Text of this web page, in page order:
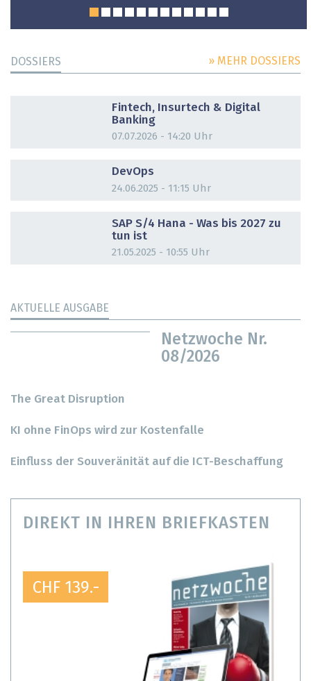
DOSSIERS » MEHR DOSSIERS
Fintech, Insurtech & Digital
Banking
07.07.2026 - 14:20 Uhr
DevOps
24.06.2025 - 11:15 Uhr
SAP S/4 Hana - Was bis 2027 zu
tun ist
21.05.2025 - 10:55 Uhr
AKTUELLE AUSGABE
Netzwoche Nr.
08/2026
The Great Disruption
KI ohne FinOps wird zur Kostenfalle
Einfluss der Souveränität auf die ICT-Beschaffung
DIREKT IN IHREN BRIEFKASTEN
CHF 139.-